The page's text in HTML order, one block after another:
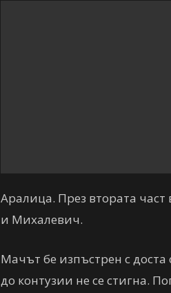
Аралица. През втората част
и Михалевич.
Мачът бе изпъстрен с
до контузии не се стигна.